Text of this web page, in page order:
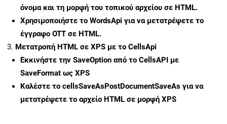
όνομα και τη μορφή του τοπικού αρχείου σε HTML.
Χρησιμοποιήστε το WordsApi για να μετατρέψετε το
έγγραφο OTT σε HTML.
Μετατροπή HTML σε XPS με το CellsApi
Εκκινήστε την SaveOption από το CellsAPI με
SaveFormat ως XPS
Καλέστε το cellsSaveAsPostDocumentSaveAs για να
μετατρέψετε το αρχείο HTML σε μορφή XPS